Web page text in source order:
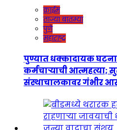
क्राईम
ताज्या बातम्या
पुणे
महाराष्ट्र
पुण्यात धक्कादायक घटना!
कर्मचाऱ्याची आत्महत्या;
संस्थाचालकावर गंभीर